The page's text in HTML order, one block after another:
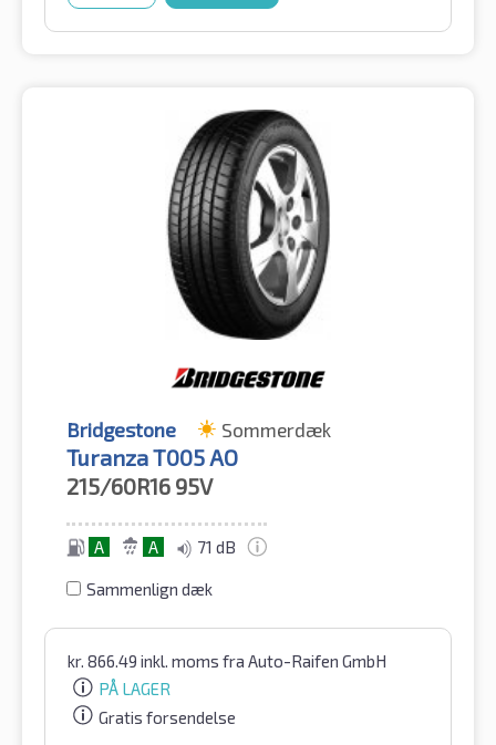
Bridgestone Sommerdæk
Turanza T005 AO
215/60R16 95V
A A 71 dB
Sammenlign dæk
kr. 866.49 inkl. moms fra Auto-Raifen GmbH
PÅ LAGER
Gratis forsendelse